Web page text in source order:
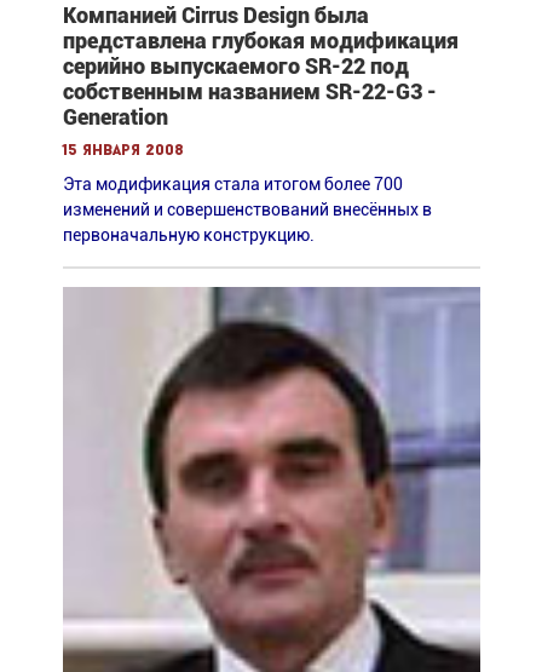
Компанией Cirrus Design была
представлена глубокая модификация
серийно выпускаемого SR-22 под
собственным названием SR-22-G3 -
Generation
15 января 2008
Эта модификация стала итогом более 700
изменений и совершенствований внесённых в
первоначальную конструкцию.